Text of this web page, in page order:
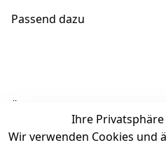
Passend dazu
Ähnliche Produkte
Ihre
Wir verwenden Cookies und